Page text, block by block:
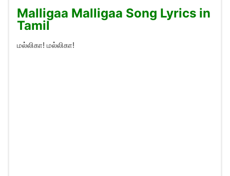
Malligaa Malligaa Song Lyrics in
Tamil
மல்லிகா! மல்லிகா!